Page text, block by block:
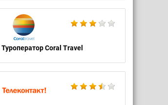
Туроператор Coral Travel